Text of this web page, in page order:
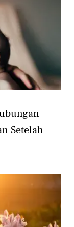
Setelah